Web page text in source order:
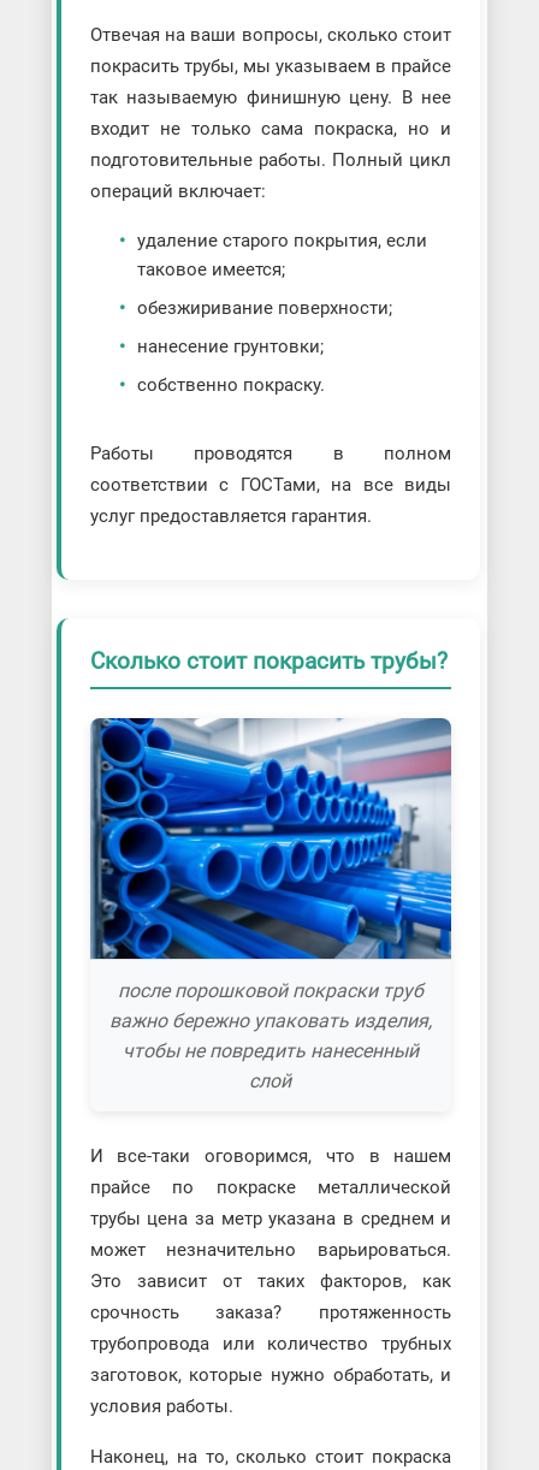
Отвечая на ваши вопросы, сколько стоит
покрасить трубы, мы указываем в прайсе
так называемую финишную цену. В нее
входит не только сама покраска, но и
подготовительные работы. Полный цикл
операций включает:
удаление старого покрытия, если
таковое имеется;
обезжиривание поверхности;
нанесение грунтовки;
собственно покраску.
Работы проводятся в полном
соответствии с ГОСТами, на все виды
услуг предоставляется гарантия.
Сколько стоит покрасить трубы?
после порошковой покраски труб
важно бережно упаковать изделия,
чтобы не повредить нанесенный
слой
И все-таки оговоримся, что в нашем
прайсе по покраске металлической
трубы цена за метр указана в среднем и
может незначительно варьироваться.
Это зависит от таких факторов, как
срочность заказа? протяженность
трубопровода или количество трубных
заготовок, которые нужно обработать, и
условия работы.
Наконец, на то, сколько стоит покраска